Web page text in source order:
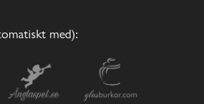
med):